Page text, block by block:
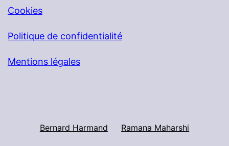
Cookies
Politique de confidentialité
Mentions légales
Bernard Harmand Ramana Maharshi